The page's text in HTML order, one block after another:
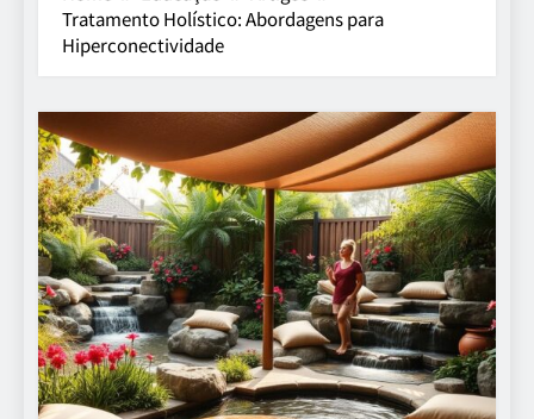
Tratamento Holístico: Abordagens para
Hiperconectividade